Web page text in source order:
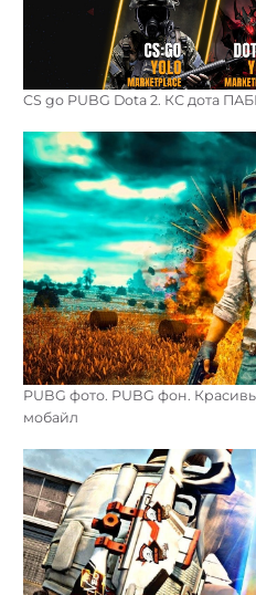
CS go PUBG Dota 2. КС дота
PUBG фото. PUBG фон.
мобайл